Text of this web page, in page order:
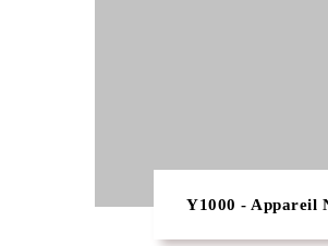
Y1000 - Appareil